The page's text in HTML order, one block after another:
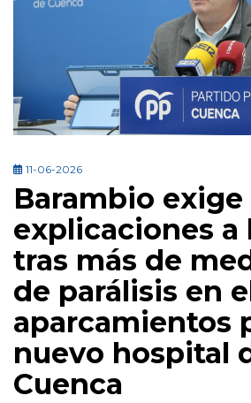
11-06-2026
Barambio exige
explicaciones a
tras más de
de parálisis en
aparcamientos
nuevo hospital
Cuenca